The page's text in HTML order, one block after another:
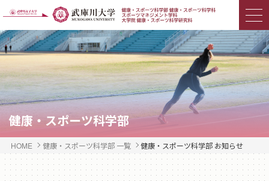
健康・スポーツ科学部
HOME 健康・スポーツ科学部 一覧 健康・スポーツ科学部 お知らせ